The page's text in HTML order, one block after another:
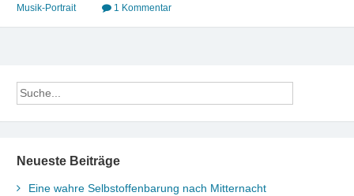
Musik-Portrait
1 Kommentar
Neueste Beiträge
Eine wahre Selbstoffenbarung nach Mitternacht